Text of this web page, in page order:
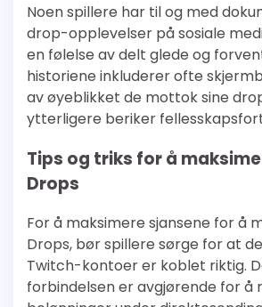
Noen spillere har til og med
drop-opplevelser på sosiale
en følelse av delt glede og
historiene inkluderer ofte
av øyeblikket de mottok sine
ytterligere beriker
Tips og triks for å
Drops
For å maksimere sjansene for å
Drops, bør spillere sørge for at
Twitch-kontoer er koblet riktig.
forbindelsen er avgjørende for å